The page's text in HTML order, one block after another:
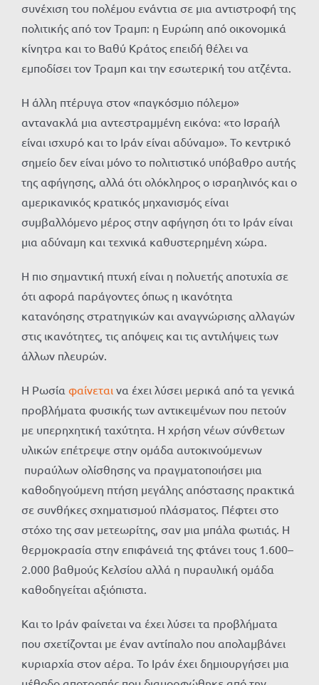
συνέχιση του πολέμου ενάντια σε μια αντιστροφή της
πολιτικής από τον Τραμπ: η Ευρώπη από οικονομικά
κίνητρα και το Βαθύ Κράτος επειδή θέλει να
εμποδίσει τον Τραμπ και την εσωτερική του ατζέντα.
Η άλλη πτέρυγα στον «παγκόσμιο πόλεμο»
αντανακλά μια αντεστραμμένη εικόνα: «το Ισραήλ
είναι ισχυρό και το Ιράν είναι αδύναμο». Το κεντρικό
σημείο δεν είναι μόνο το πολιτιστικό υπόβαθρο αυτής
της αφήγησης, αλλά ότι ολόκληρος ο ισραηλινός και ο
αμερικανικός κρατικός μηχανισμός είναι
συμβαλλόμενο μέρος στην αφήγηση ότι το Ιράν είναι
μια αδύναμη και τεχνικά καθυστερημένη χώρα.
Η πιο σημαντική πτυχή είναι η πολυετής αποτυχία σε
ότι αφορά παράγοντες όπως η ικανότητα
κατανόησης στρατηγικών και αναγνώρισης αλλαγών
στις ικανότητες, τις απόψεις και τις αντιλήψεις των
άλλων πλευρών.
Η Ρωσία φαίνεται να έχει λύσει μερικά από τα γενικά
προβλήματα φυσικής των αντικειμένων που πετούν
με υπερηχητική ταχύτητα. Η χρήση νέων σύνθετων
υλικών επέτρεψε στην ομάδα αυτοκινούμενων
πυραύλων ολίσθησης να πραγματοποιήσει μια
καθοδηγούμενη πτήση μεγάλης απόστασης πρακτικά
σε συνθήκες σχηματισμού πλάσματος. Πέφτει στο
στόχο της σαν μετεωρίτης, σαν μια μπάλα φωτιάς. Η
θερμοκρασία στην επιφάνειά της φτάνει τους 1.600–
2.000 βαθμούς Κελσίου αλλά η πυραυλική ομάδα
καθοδηγείται αξιόπιστα.
Και το Ιράν φαίνεται να έχει λύσει τα προβλήματα
που σχετίζονται με έναν αντίπαλο που απολαμβάνει
κυριαρχία στον αέρα. Το Ιράν έχει δημιουργήσει μια